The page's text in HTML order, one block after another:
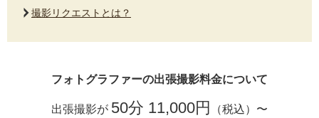
撮影リクエストとは？
フォトグラファーの出張撮影料金について
出張撮影が 50分 11,000円
（税込）〜